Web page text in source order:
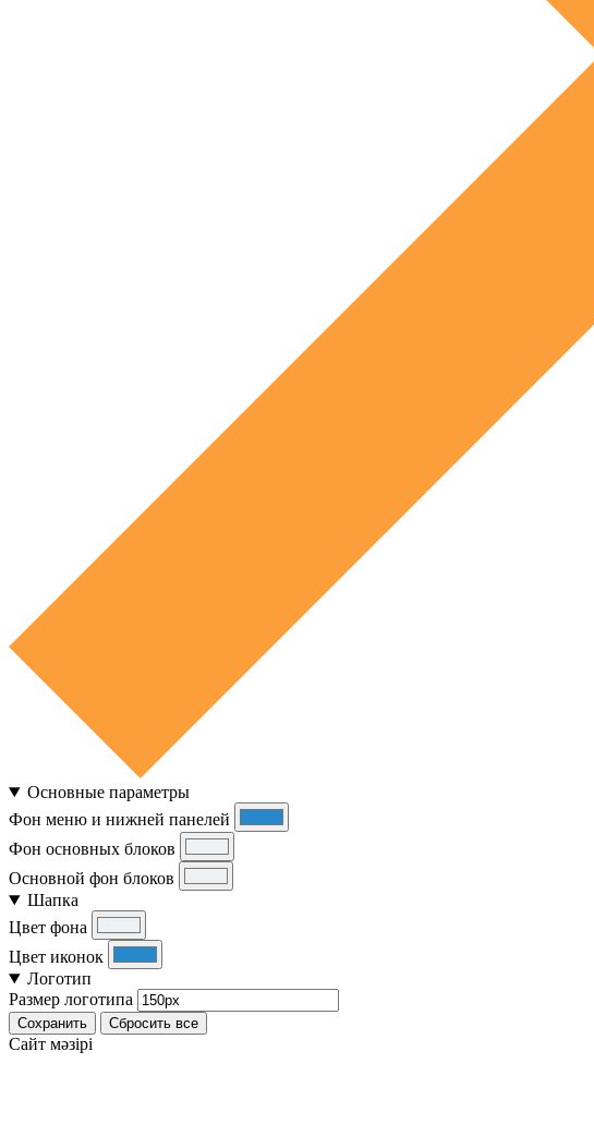
Основные параметры
Фон меню и нижней панелей
Фон основных блоков
Основной фон блоков
Шапка
Цвет фона
Цвет иконок
Логотип
Размер логотипа
Сохранить Сбросить все
Cайт мәзірі